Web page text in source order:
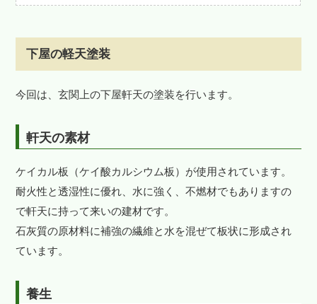
下屋の軽天塗装
今回は、玄関上の下屋軒天の塗装を行います。
軒天の素材
ケイカル板（ケイ酸カルシウム板）が使用されています。
耐火性と透湿性に優れ、水に強く、不燃材でもありますの
で軒天に持って来いの建材です。
石灰質の原材料に補強の繊維と水を混ぜて板状に形成され
ています。
養生